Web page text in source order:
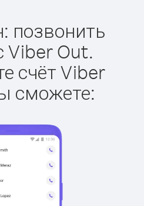
позвонить
Viber Out.
счёт Viber
сможете: